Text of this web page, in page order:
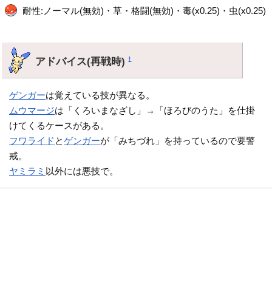
耐性:ノーマル(無効)・草・格闘(無効)・毒(x0.25)・虫(x0.25)
アドバイス(再戦時)†
ゲンガーは覚えている技が異なる。
ムウマージは「くろいまなざし」→「ほろびのうた」を仕掛
けてくるケースがある。
フワライド とゲンガーが「みちづれ」を持っているので要警
戒。
ヤミラミ 以外には悪技で。